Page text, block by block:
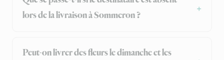
lors de la livraison à Sommeron ?
Peut-on livrer des fleurs le dimanche et les